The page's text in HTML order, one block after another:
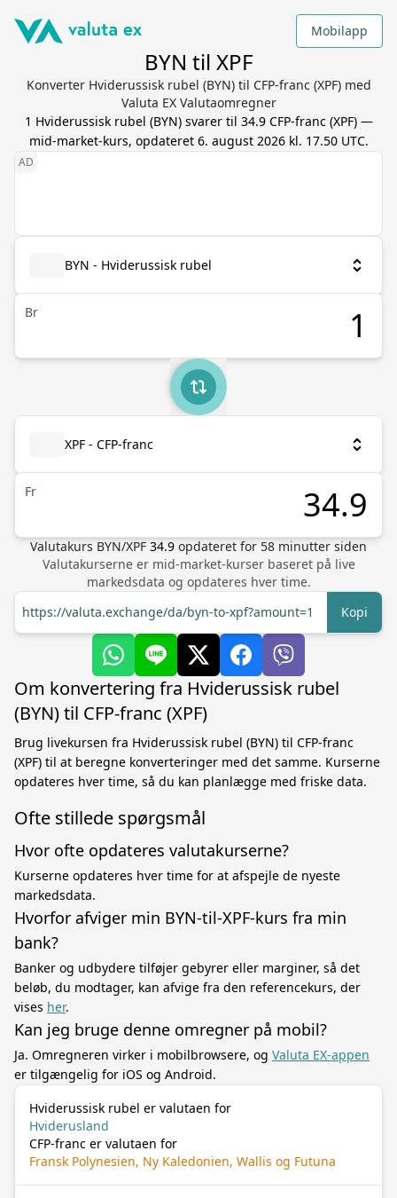
Mobilapp
BYN til XPF
Konverter Hviderussisk rubel (BYN) til CFP-franc (XPF) med
Valuta EX Valutaomregner
1 Hviderussisk rubel (BYN) svarer til 34.9 CFP-franc(XPF) —
mid-market-kurs, opdateret 6. august 2026 kl. 17.50 UTC.
BYN - Hviderussisk rubel
Br
XPF - CFP-franc
Fr
Valutakurs BYN/XPF 34.9 opdateret for 58 minutter siden
Valutakurserne er mid-market-kurser baseret på live
markedsdata og opdateres hver time.
https://valuta.exchange/da/byn-to-xpf?amount=1
Kopi
Om konvertering fra Hviderussisk rubel
(BYN) til CFP-franc (XPF)
Brug livekursen fra Hviderussisk rubel (BYN) til CFP-franc
(XPF) til at beregne konverteringer med det samme. Kurserne
opdateres hver time, så du kan planlægge med friske data.
Ofte stillede spørgsmål
Hvor ofte opdateres valutakurserne?
Kurserne opdateres hver time for at afspejle de nyeste
markedsdata.
Hvorfor afviger min BYN-til-XPF-kurs fra min
bank?
Banker og udbydere tilføjer gebyrer eller marginer, så det
beløb, du modtager, kan afvige fra den referencekurs, der
vises her.
Kan jeg bruge denne omregner på mobil?
Ja. Omregneren virker i mobilbrowsere, og Valuta EX-appen
er tilgængelig for iOS og Android.
Hviderussisk rubel er valutaen for
Hviderusland
CFP-franc er valutaen for
Fransk Polynesien, Ny Kaledonien, Wallis og Futuna